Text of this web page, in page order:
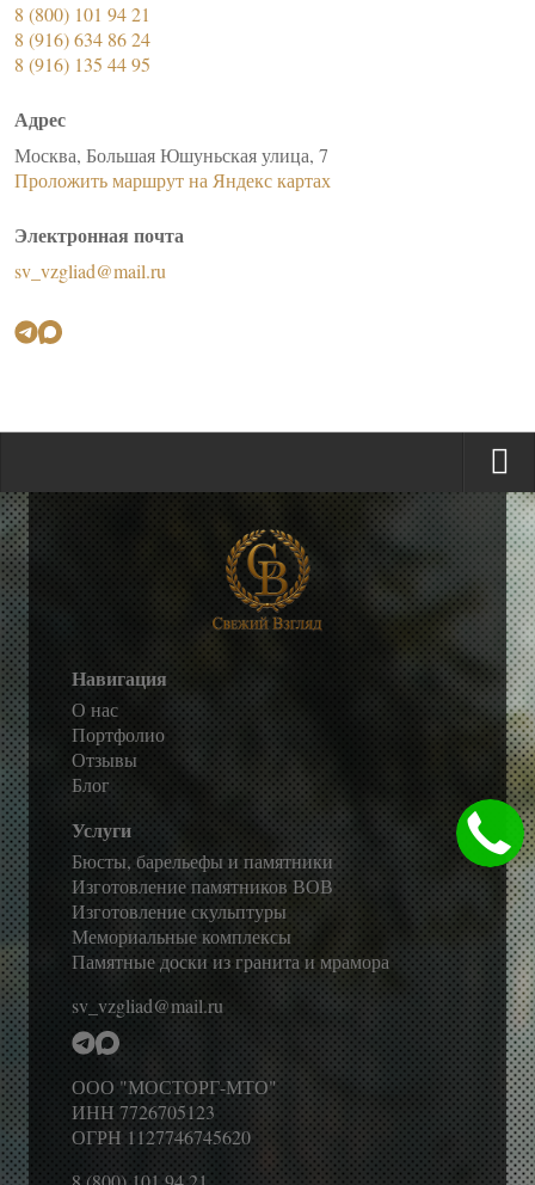
8 (800) 101 94 21
8 (916) 634 86 24
8 (916) 135 44 95
Адрес
Москва, Большая Юшуньская улица, 7
Проложить маршрут на Яндекс картах
Электронная почта
sv_vzgliad@mail.ru
Навигация
О нас
Портфолио
Отзывы
Блог
Услуги
Бюсты, барельефы и памятники
Изготовление памятников ВОВ
Изготовление скульптуры
Мемориальные комплексы
Памятные доски из гранита и мрамора
sv_vzgliad@mail.ru
ООО "МОСТОРГ-МТО"
ИНН 7726705123
ОГРН 1127746745620